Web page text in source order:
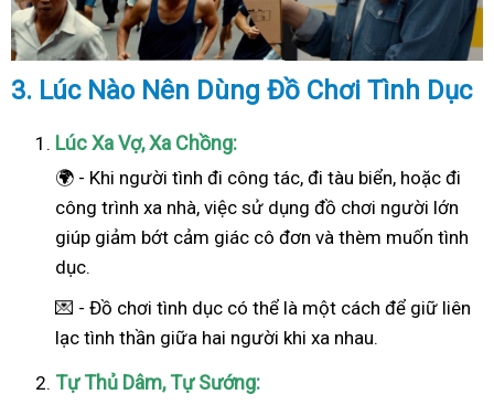
3. Lúc Nào Nên Dùng Đồ Chơi Tình Dục
Lúc Xa Vợ, Xa Chồng:
🌍 - Khi người tình đi công tác, đi tàu biển, hoặc đi
công trình xa nhà, việc sử dụng đồ chơi người lớn
giúp giảm bớt cảm giác cô đơn và thèm muốn tình
dục.
💌 - Đồ chơi tình dục có thể là một cách để giữ liên
lạc tình thần giữa hai người khi xa nhau.
Tự Thủ Dâm, Tự Sướng: